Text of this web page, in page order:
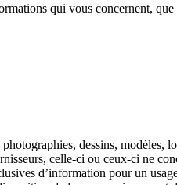
qui vous concernent, que
dessins, modèles,
celle-ci ou ceux-ci ne
d’information pour un